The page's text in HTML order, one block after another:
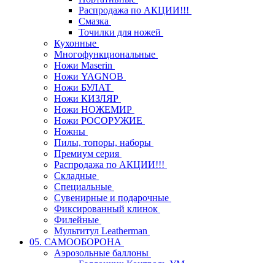
Распродажа по АКЦИИ!!!
Смазка
Точилки для ножей
Кухонные
Многофункциональные
Ножи Maserin
Ножи YAGNOB
Ножи БУЛАТ
Ножи КИЗЛЯР
Ножи НОЖЕМИР
Ножи РОСОРУЖИЕ
Ножны
Пилы, топоры, наборы
Премиум серия
Распродажа по АКЦИИ!!!
Складные
Специальные
Сувенирные и подарочные
Фиксированный клинок
Филейные
Мультитул Leatherman
05. САМООБОРОНА
Аэрозольные баллоны